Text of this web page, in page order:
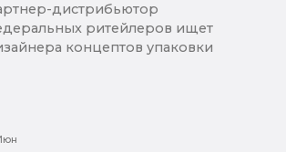
дистрибьютор
ритейлеров ищет
концептов упаковки